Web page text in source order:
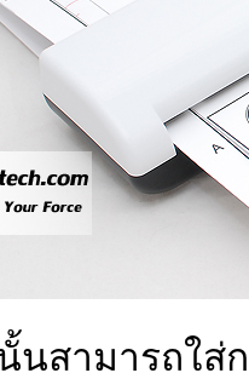
นสามารถใ